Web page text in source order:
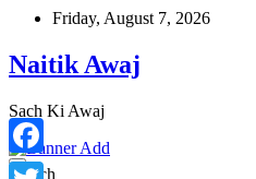
Skip
content
Friday, August 7, 2026
Naitik Awaj
Sach Ki Awaj
Search
Facebook